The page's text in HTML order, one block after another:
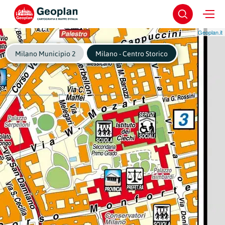
Geoplan.it
Milano Municipio 2 Milano - Centro Storico